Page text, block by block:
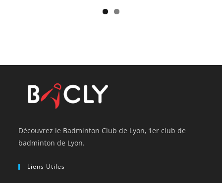
Découvrez le Badminton Club de Lyon, 1er club de
badminton de Lyon.
Liens Utiles